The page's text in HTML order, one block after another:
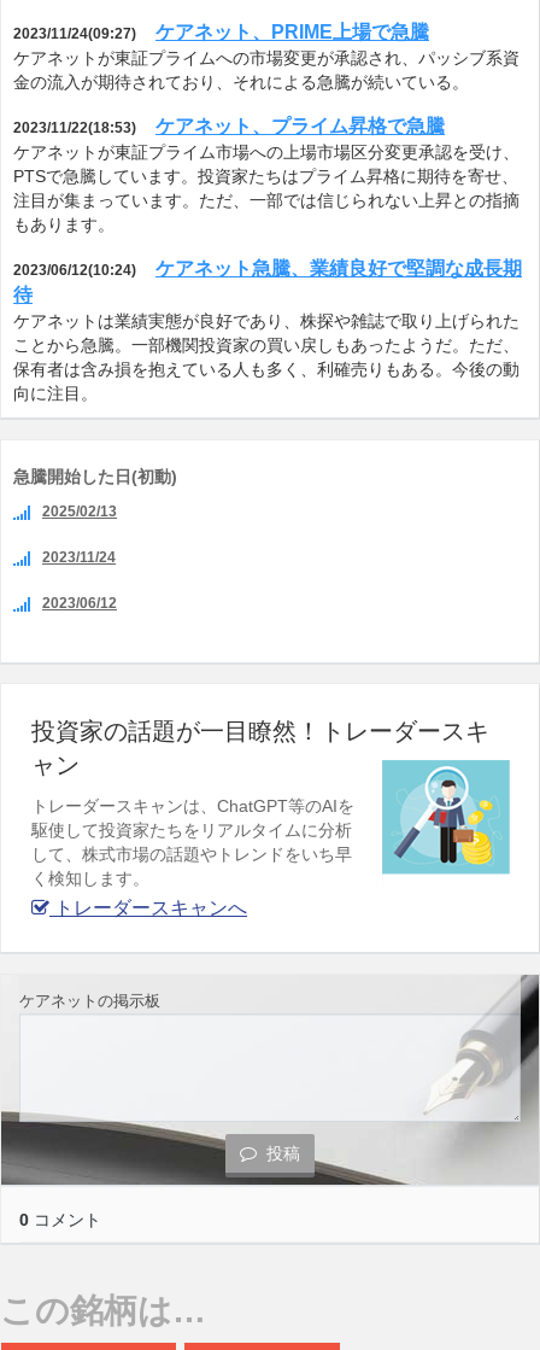
2023/11/24(09:27) ケアネット、PRIME上場で急騰
ケアネットが東証プライムへの市場変更が承認され、パッシブ系資
金の流入が期待されており、それによる急騰が続いている。
2023/11/22(18:53) ケアネット、プライム昇格で急騰
ケアネットが東証プライム市場への上場市場区分変更承認を受け、
PTSで急騰しています。投資家たちはプライム昇格に期待を寄せ、
注目が集まっています。ただ、一部では信じられない上昇との指摘
もあります。
2023/06/12(10:24)
ケアネット急騰、業績良好で堅調な成長期
待
ケアネットは業績実態が良好であり、株探や雑誌で取り上げられた
ことから急騰。一部機関投資家の買い戻しもあったようだ。ただ、
保有者は含み損を抱えている人も多く、利確売りもある。今後の動
向に注目。
急騰開始した日(初動)
2025/02/13
2023/11/24
2023/06/12
投資家の話題が一目瞭然！トレーダースキ
ャン
トレーダースキャンは、ChatGPT等のAIを
駆使して投資家たちをリアルタイムに分析
して、株式市場の話題やトレンドをいち早
く検知します。
トレーダースキャンへ
ケアネットの掲示板
投稿
0 コメント
この銘柄は…